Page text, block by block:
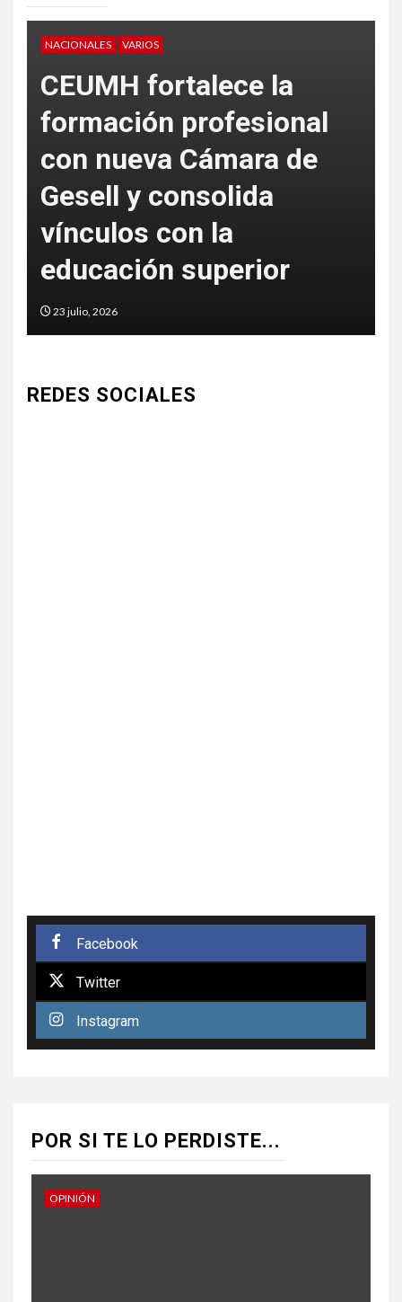
VARIOS
fortalece la
profesional
Cámara de
y consolida
con la
superior
La
artificial
REDES SOCIALES
Facebook
Twitter
Instagram
POR SI TE LO PERDISTE...
OPINIÓN